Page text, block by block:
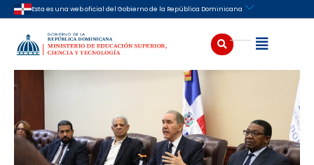
al
contenido
Esta es una web oficial del Gobierno de la República Dominicana
Buscar Abrir
Navegación
de
entradas